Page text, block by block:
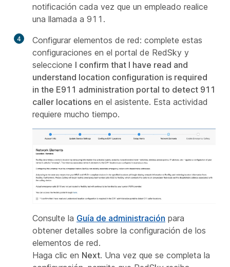
notificación cada vez que un empleado realice
una llamada a 911.
4
Configurar elementos de red: complete estas
configuraciones en el portal de RedSky y
seleccione I confirm that I have read and
understand location configuration is required
in the E911 administration portal to detect 911
caller locations en el asistente. Esta actividad
requiere mucho tiempo.
Consulte la Guía de administración para
obtener detalles sobre la configuración de los
elementos de red.
Haga clic en Next. Una vez que se completa la